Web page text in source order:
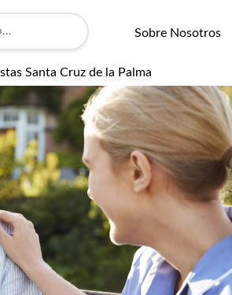
Sobre Nosotros
Santa Cruz de la Palma